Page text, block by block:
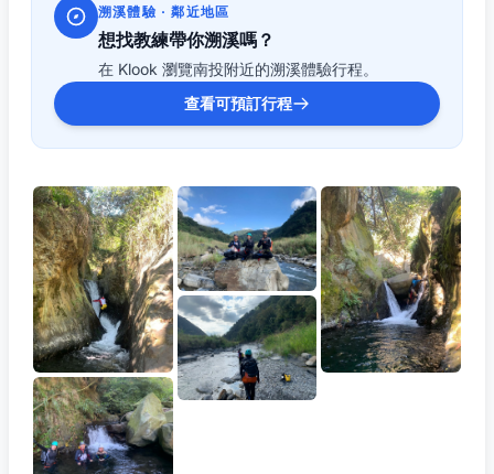
溯溪體驗 · 鄰近地區
想找教練帶你溯溪嗎？
在 Klook 瀏覽南投附近的溯溪體驗行程。
查看可預訂行程